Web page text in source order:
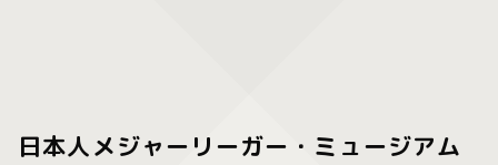
日本人メジャーリーガー・ミュージアム